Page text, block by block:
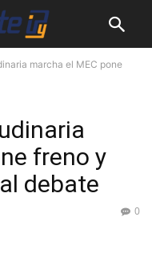
marcha el MEC pone
freno y
debate
0